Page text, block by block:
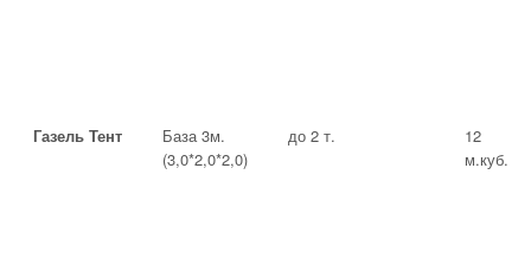
Газель Тент
База 3м.
(3,0*2,0*2,0)
до 2 т.
12
м.куб.